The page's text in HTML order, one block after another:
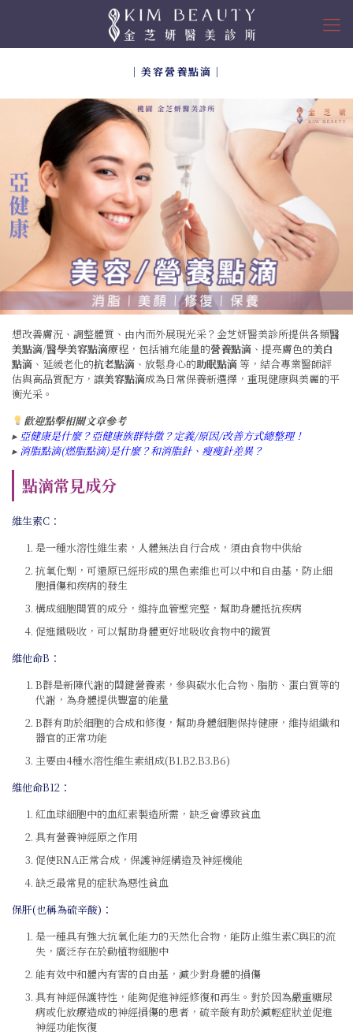
｜美容營養點滴｜
想改善膚況、調整體質、由內而外展現光采？金芝妍醫美診所提供各類醫
美點滴/醫學美容點滴療程，包括補充能量的營養點滴 、提亮膚色的美白
點滴 、延緩老化的抗老點滴 、放鬆身心的助眠點滴 等，結合專業醫師評
估與高品質配方，讓美容點滴成為日常保養新選擇，重現健康與美麗的平
衡光采。
歡迎點擊相關文章參考
▸ 亞健康是什麼？亞健康族群特徵？定義/原因/改善方式總整理！
▸ 消脂點滴(燃脂點滴)是什麼？和消脂針、瘦瘦針差異？
點滴常見成分
維生素C：
是一種水溶性維生素，人體無法自行合成，須由食物中供給
抗氧化劑，可還原已經形成的黑色素維也可以中和自由基，防止細
胞損傷和疾病的發生
構成細胞間質的成分，維持血管壁完整，幫助身體抵抗疾病
促進鐵吸收，可以幫助身體更好地吸收食物中的鐵質
維他命B：
B群是新陳代謝的關鍵營養素，參與碳水化合物、脂肪、蛋白質等的
代謝，為身體提供豐富的能量
B群有助於細胞的合成和修復，幫助身體細胞保持健康，維持組織和
器官的正常功能
主要由4種水溶性維生素組成(B1.B2.B3.B6)
維他命B12：
紅血球細胞中的血紅素製造所需，缺乏會導致貧血
具有營養神經原之作用
促使RNA正常合成，保護神經構造及神經機能
缺乏最常見的症狀為惡性貧血
保肝(也稱為硫辛酸)：
是一種具有強大抗氧化能力的天然化合物，能防止維生素C與E的流
失，廣泛存在於動植物細胞中
能有效中和體內有害的自由基，減少對身體的損傷
具有神經保護特性，能夠促進神經修復和再生。對於因為嚴重糖尿
病或化放療造成的神經損傷的患者，硫辛酸有助於減輕症狀並促進
神經功能恢復